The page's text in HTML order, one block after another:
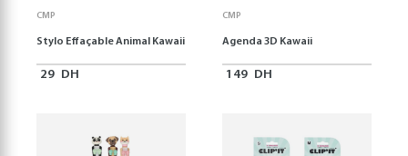
CMP
Stylo Effaçable Animal Kawaii
29 DH
CMP
Agenda 3D Kawaii
149 DH